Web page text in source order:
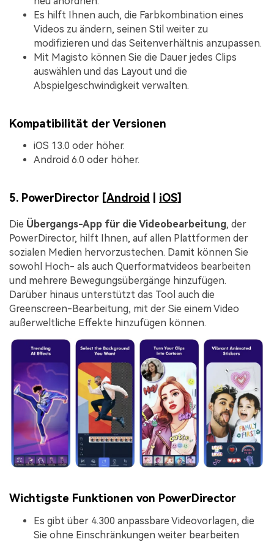
Es hilft Ihnen auch, die Farbkombination eines
Videos zu ändern, seinen Stil weiter zu
modifizieren und das Seitenverhältnis anzupassen.
Mit Magisto können Sie die Dauer jedes Clips
auswählen und das Layout und die
Abspielgeschwindigkeit verwalten.
Kompatibilität der Versionen
iOS 13.0 oder höher.
Android 6.0 oder höher.
5. PowerDirector [Android iOS]
Die Übergangs-App für die Videobearbeitung, der
PowerDirector, hilft Ihnen, auf allen Plattformen der
sozialen Medien hervorzustechen. Damit können Sie
sowohl Hoch- als auch Querformatvideos bearbeiten
und mehrere Bewegungsübergänge hinzufügen.
Darüber hinaus unterstützt das Tool auch die
Greenscreen-Bearbeitung, mit der Sie einem Video
außerweltliche Effekte hinzufügen können.
Wichtigste Funktionen von PowerDirector
Es gibt über 4.300 anpassbare Videovorlagen, die
Sie ohne Einschränkungen weiter bearbeiten